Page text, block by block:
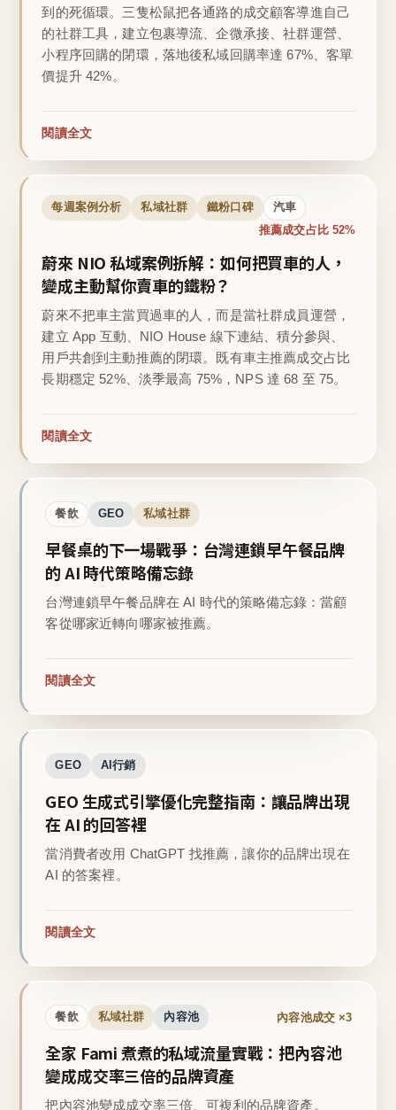
到的死循環。三隻松鼠把各通路的成交顧客導進自己
的社群工具，建立包裹導流、企微承接、社群運營、
小程序回購的閉環，落地後私域回購率達 67%、客單
價提升 42%。
閱讀全文
每週案例分析 私域社群 鐵粉口碑 汽車
推薦成交占比 52%
蔚來 NIO 私域案例拆解：如何把買車的人，
變成主動幫你賣車的鐵粉？
蔚來不把車主當買過車的人，而是當社群成員運營，
建立 App 互動、NIO House 線下連結、積分參與、
用戶共創到主動推薦的閉環。既有車主推薦成交占比
長期穩定 52%、淡季最高 75%，NPS 達 68 至 75。
閱讀全文
餐飲 GEO 私域社群
早餐桌的下一場戰爭：台灣連鎖早午餐品牌
的 AI 時代策略備忘錄
台灣連鎖早午餐品牌在 AI 時代的策略備忘錄：當顧
客從哪家近轉向哪家被推薦。
閱讀全文
GEO AI行銷
GEO 生成式引擎優化完整指南：讓品牌出現
在 AI 的回答裡
當消費者改用 ChatGPT 找推薦，讓你的品牌出現在
AI 的答案裡。
閱讀全文
餐飲 私域社群 內容池 內容池成交 ×3
全家 Fami 煮煮的私域流量實戰：把內容池
變成成交率三倍的品牌資產
把內容池變成成交率三倍、可複利的品牌資產。